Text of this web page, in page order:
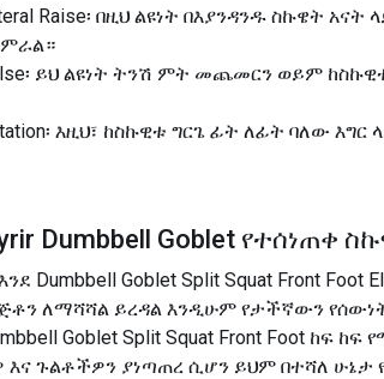
Raise፡ በዚህ ልዩነት በእያንዳንዱ ስኩዌት
Pulse፡ ይህ ልዩነት ትንሽ ምት መጨመርን ወይም
እዚህ፣ ከስኩዊቱ ግርጌ ፊት ለፊት ባለው እግር
Dumbbell Goblet የተሰነጠቀ
እንደ Dumbbell Goblet Split Squat Front
ለማሻሻል ይረዳል እንዲሁም የታችኛውን
Goblet Split Squat Front Foot
ጉልቶችዎን ያነጣጠረ ሲሆን ይህም በተሻለ